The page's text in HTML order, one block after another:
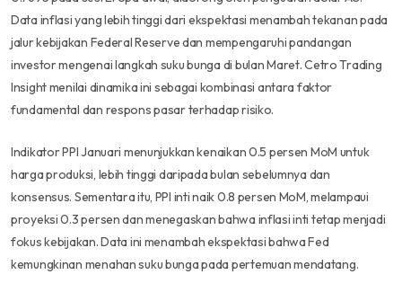
Data inflasi yang lebih tinggi dari ekspektasi menambah tekanan pada
jalur kebijakan Federal Reserve dan mempengaruhi pandangan
investor mengenai langkah suku bunga di bulan Maret. Cetro Trading
Insight menilai dinamika ini sebagai kombinasi antara faktor
fundamental dan respons pasar terhadap risiko.
Indikator PPI Januari menunjukkan kenaikan 0.5 persen MoM untuk
harga produksi, lebih tinggi daripada bulan sebelumnya dan
konsensus. Sementara itu, PPI inti naik 0.8 persen MoM, melampaui
proyeksi 0.3 persen dan menegaskan bahwa inflasi inti tetap menjadi
fokus kebijakan. Data ini menambah ekspektasi bahwa Fed
kemungkinan menahan suku bunga pada pertemuan mendatang.